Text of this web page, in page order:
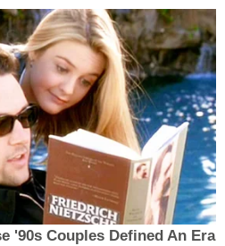
'90s Couples Defined An Era